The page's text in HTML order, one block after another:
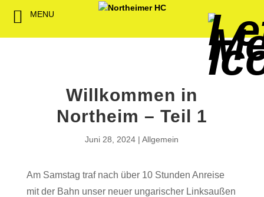
Willkommen in
Northeim – Teil 1
Juni 28, 2024 Allgemein
Am Samstag traf nach über 10 Stunden Anreise
mit der Bahn unser neuer ungarischer Linksaußen
MENU
Back Back
1. Herren
2. Herren
Back
Weibliche
Spielbetrieb
Back
NHC
Back
Spieltagssponsoren
Jobbörse
Back
Back Back
Vorstand
Satzung
FWD
Back
Back
Download
Kooperationen
Back